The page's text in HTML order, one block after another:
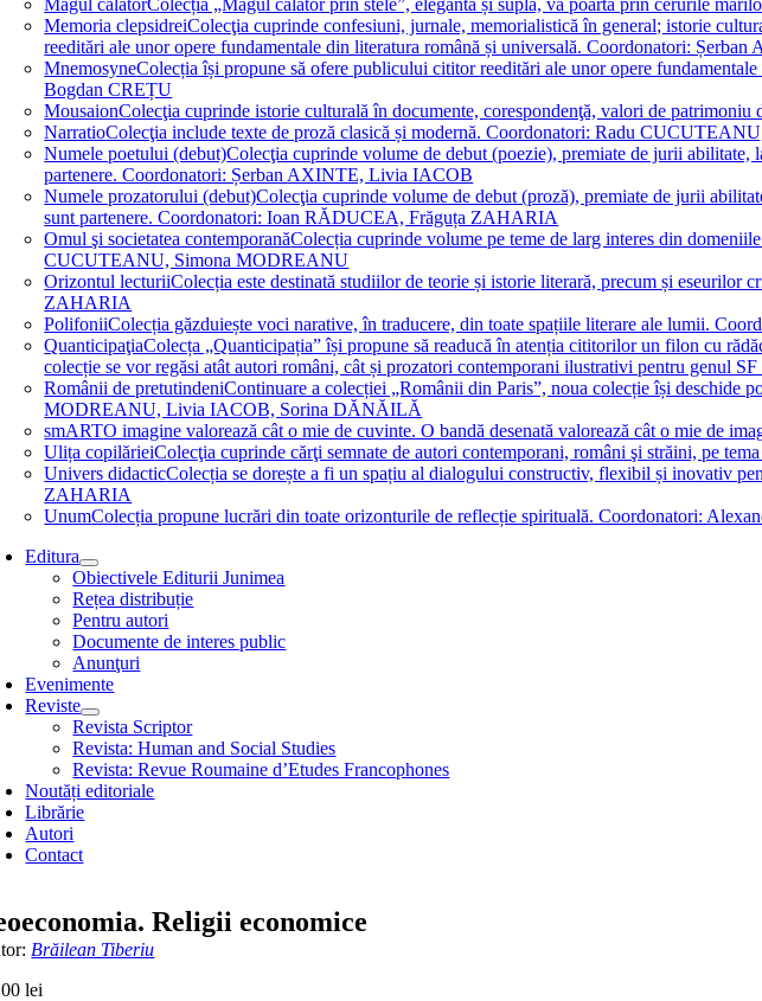
Magul călătorColecția „Magul călător prin stele”, elegantă și suplă, vă poartă prin cerurile
Memoria clepsidreiColecţia cuprinde confesiuni, jurnale, memorialistică în general; istorie
reeditări ale unor opere fundamentale din literatura română și universală. Coordonatori:
MnemosyneColecția își propune să ofere publicului cititor reeditări ale unor opere
Bogdan CREȚU
MousaionColecţia cuprinde istorie culturală în documente, corespondenţă, valori de
NarratioColecţia include texte de proză clasică și modernă. Coordonatori: Radu
Numele poetului (debut)Colecţia cuprinde volume de debut (poezie), premiate de jurii
partenere. Coordonatori: Șerban AXINTE, Livia IACOB
Numele prozatorului (debut)Colecţia cuprinde volume de debut (proză), premiate de jurii
sunt partenere. Coordonatori: Ioan RĂDUCEA, Frăguța ZAHARIA
Omul şi societatea contemporanăColecția cuprinde volume pe teme de larg interes din
CUCUTEANU, Simona MODREANU
Orizontul lecturiiColecția este destinată studiilor de teorie și istorie literară, precum și
ZAHARIA
PolifoniiColecția găzduiește voci narative, în traducere, din toate spațiile literare ale lumii.
QuanticipaţiaColecța „Quanticipația” își propune să readucă în atenția cititorilor un filon cu
colecție se vor regăsi atât autori români, cât și prozatori contemporani ilustrativi pentru genul
Românii de pretutindeniContinuare a colecției „Românii din Paris”, noua colecție își deschide
MODREANU, Livia IACOB, Sorina DĂNĂILĂ
smARTO imagine valorează cât o mie de cuvinte. O bandă desenată valorează cât o mie
Ulița copilărieiColecţia cuprinde cărţi semnate de autori contemporani, români şi străini, pe
Univers didacticColecția se dorește a fi un spațiu al dialogului constructiv, flexibil și inovativ
ZAHARIA
UnumColecția propune lucrări din toate orizonturile de reflecție spirituală. Coordonatori:
Editura
Obiectivele Editurii Junimea
Rețea distribuție
Pentru autori
Documente de interes public
Anunţuri
Evenimente
Reviste
Revista Scriptor
Revista: Human and Social Studies
Revista: Revue Roumaine d’Etudes Francophones
Noutăți editoriale
Librărie
Autori
Contact
Religii economice
Brăilean Tiberiu
lei